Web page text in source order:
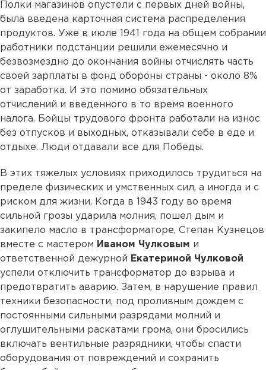
Полки магазинов опустели с первых дней войны,
была введена карточная система распределения
продуктов. Уже в июле 1941 года на общем собрании
работники подстанции решили ежемесячно и
безвозмездно до окончания войны отчислять часть
своей зарплаты в фонд обороны страны - около 8%
от заработка. И это помимо обязательных
отчислений и введенного в то время военного
налога. Бойцы трудового фронта работали на износ
без отпусков и выходных, отказывали себе в еде и
отдыхе. Люди отдавали все для Победы.
В этих тяжелых условиях приходилось трудиться на
пределе физических и умственных сил, а иногда и с
риском для жизни. Когда в 1943 году во время
сильной грозы ударила молния, пошел дым и
закипело масло в трансформаторе, Степан Кузнецов
вместе с мастером Иваном Чулковым и
ответственной дежурной Екатериной Чулковой
успели отключить трансформатор до взрыва и
предотвратить аварию. Затем, в нарушение правил
техники безопасности, под проливным дождем с
постоянными сильными разрядами молний и
оглушительными раскатами грома, они бросились
включать вентильные разрядники, чтобы спасти
оборудования от повреждений и сохранить